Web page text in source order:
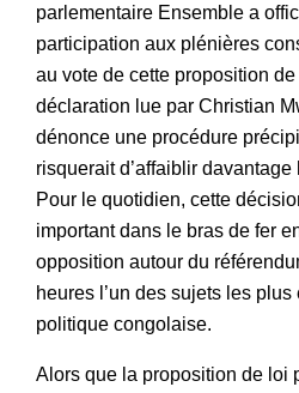
parlementaire Ensemble a
participation aux plénières
au vote de cette proposition
déclaration lue par Christian
dénonce une procédure
risquerait d’affaiblir
Pour le quotidien, cette
important dans le bras de fer
opposition autour du
heures l’un des sujets les
politique congolaise.
Alors que la proposition de loi